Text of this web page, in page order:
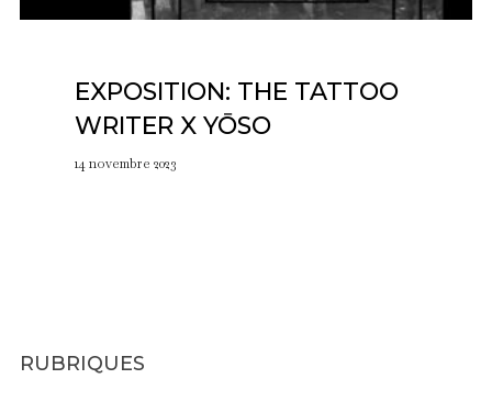
EXPOSITION: THE TATTOO
WRITER X YŌSO
14 novembre 2023
RUBRIQUES